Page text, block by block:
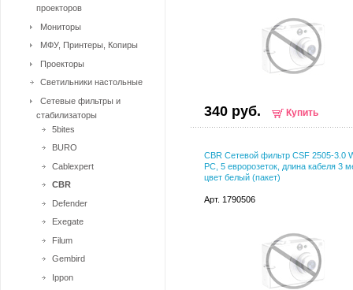
340 руб. Купить
CBR Сетевой фильтр CSF 2505-3.0
PC, 5 евророзеток, длина кабеля 3
цвет белый (пакет)
Арт. 1790506
проекторов
Мониторы
МФУ, Принтеры, Копиры
Проекторы
Светильники настольные
Сетевые фильтры и
стабилизаторы
5bites
BURO
Cablexpert
CBR
Defender
Exegate
Filum
Gembird
Ippon